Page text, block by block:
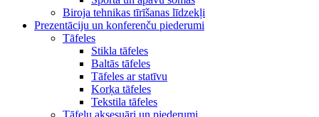
Biroja tehnikas tīrīšanas līdzekļi
Prezentāciju un konferenču piederumi
Tāfeles
Stikla tāfeles
Baltās tāfeles
Tāfeles ar statīvu
Korķa tāfeles
Tekstila tāfeles
Tāfeļu aksesuāri un piederumi